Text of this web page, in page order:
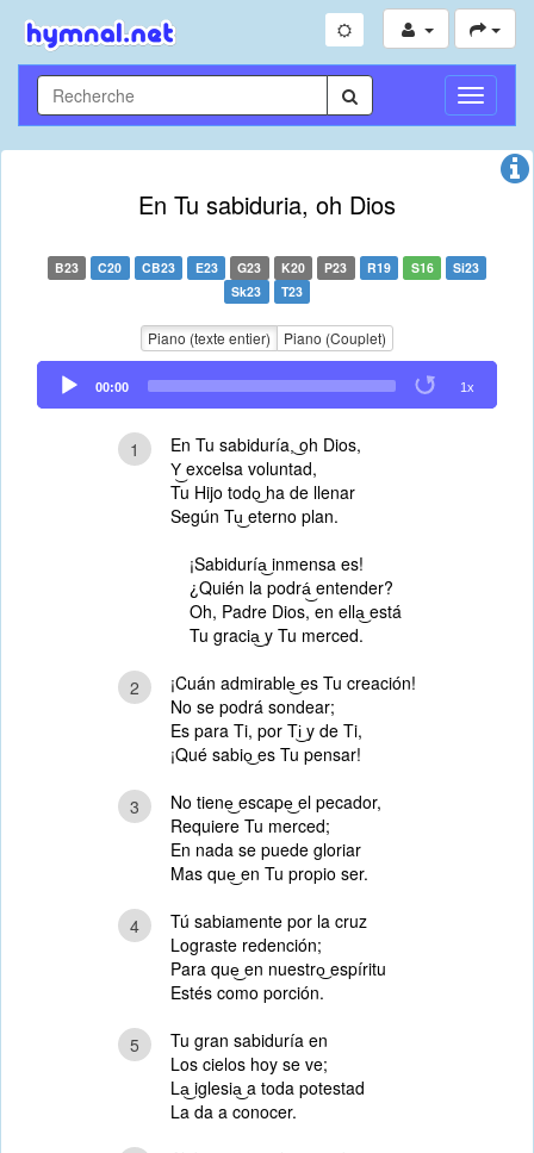
Toggle
En Tu sabiduria, oh Dios
B23 C20 CB23 E23 G23 K20 P23 R19 S16
Si23
Sk23
T23
Piano (texte entier) Piano (Couplet)
Audio
Player
00:00 1x
1
En Tu sabiduría,͜ oh Dios,
Y͜ excelsa voluntad,
Tu Hijo todo͜ ha de llenar
Según Tu͜ eterno plan.
¡Sabiduría͜ inmensa es!
¿Quién la podrá͜ entender?
Oh, Padre Dios, en ella͜ está
Tu gracia͜ y Tu merced.
2
¡Cuán admirable͜ es Tu creación!
No se podrá sondear;
Es para Ti, por Ti͜ y de Ti,
¡Qué sabio͜ es Tu pensar!
3
No tiene͜ escape͜ el pecador,
Requiere Tu merced;
En nada se puede gloriar
Mas que͜ en Tu propio ser.
4
Tú sabiamente por la cruz
Lograste redención;
Para que͜ en nuestro͜ espíritu
Estés como porción.
5
Tu gran sabiduría en
Los cielos hoy se ve;
La͜ iglesia͜ a toda potestad
La da a conocer.